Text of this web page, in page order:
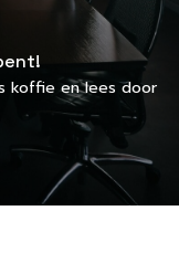
koffie en lees door